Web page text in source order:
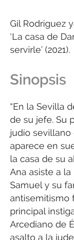
Gil Rodríguez
‘La casa de
servirle’ (2021).
Sinopsis
“En la Sevilla
de su jefe. Su
judío sevillano
aparece en
la casa de su
Ana asiste a
Samuel y su
antisemitismo
principal
Arcediano de
asalto a la